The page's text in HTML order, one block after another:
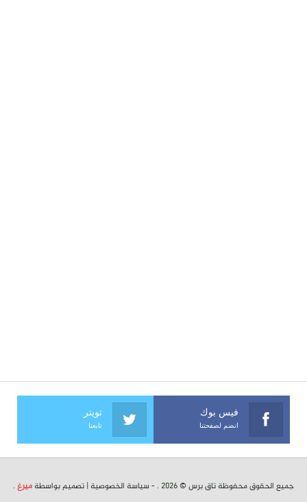
فيس بوك
انضم لصفحتنا
تويتر
تابعنا
جميع الحقوق محفوظة تاق برس © 2026 . - سياسة الخصوصية | تصميم بواسطة ميرغ .